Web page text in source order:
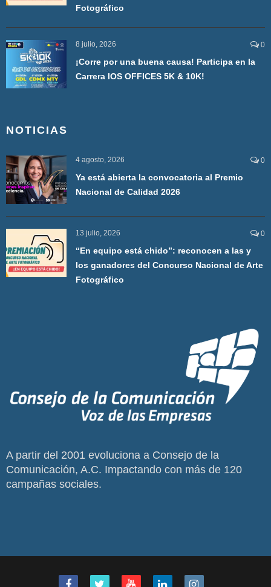
Fotográfico
8 julio, 2026 0
¡Corre por una buena causa! Participa en la
Carrera IOS OFFICES 5K & 10K!
NOTICIAS
4 agosto, 2026 0
Ya está abierta la convocatoria al Premio
Nacional de Calidad 2026
13 julio, 2026 0
“En equipo está chido”: reconocen a las y
los ganadores del Concurso Nacional de Arte
Fotográfico
A partir del 2001 evoluciona a Consejo de la
Comunicación, A.C. Impactando con más de 120
campañas sociales.